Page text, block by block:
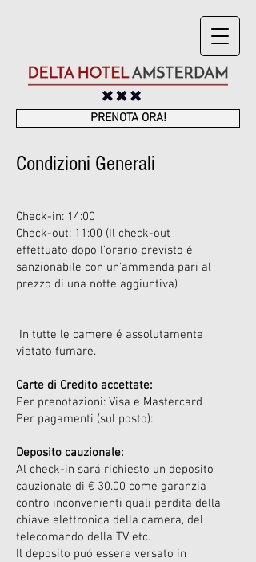
PRENOTA ORA!
Condizioni Generali
Check-in: 14:00
Check-out: 11:00 (Il check-out
effettuato dopo l’orario previsto é
sanzionabile con un’ammenda pari al
prezzo di una notte aggiuntiva)
In tutte le camere é assolutamente
vietato fumare.
Carte di Credito accettate:
Per prenotazioni: Visa e Mastercard
Per pagamenti (sul posto):
Deposito cauzionale:
Al check-in sará richiesto un deposito
cauzionale di € 30.00 come garanzia
contro inconvenienti quali perdita della
chiave elettronica della camera, del
telecomando della TV etc.
Il deposito puó essere versato in